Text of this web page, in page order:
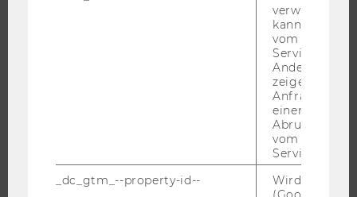
ÜBER DIE WU
verwendet
kann, um
vom AMP-
Service
Andere
zeigen Opt-
Anfrage im
einen Fehler
Abrufen
vom AMP
Service an.
_dc_gtm_--property-id--
Wird von